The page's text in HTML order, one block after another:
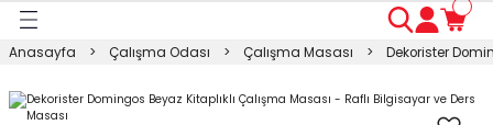
Anasayfa Çalışma Odası Çalışma Masası Dekorister